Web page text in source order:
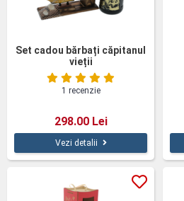
Set cadou bărbați căpitanul
vieții
1 recenzie
298.00 Lei
Vezi detalii